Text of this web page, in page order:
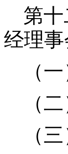
第
经理
（
（
（